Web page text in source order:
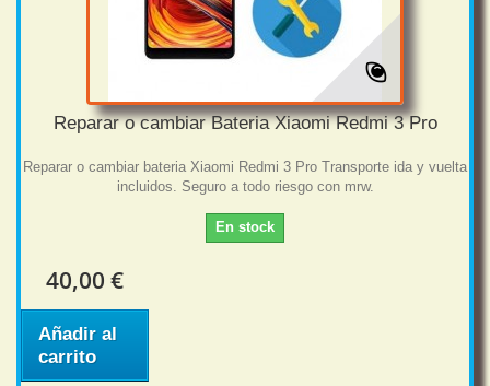
Reparar o cambiar Bateria Xiaomi Redmi 3 Pro
Reparar o cambiar bateria Xiaomi Redmi 3 Pro Transporte ida y vuelta
incluidos. Seguro a todo riesgo con mrw.
En stock
40,00 €
Añadir al
carrito